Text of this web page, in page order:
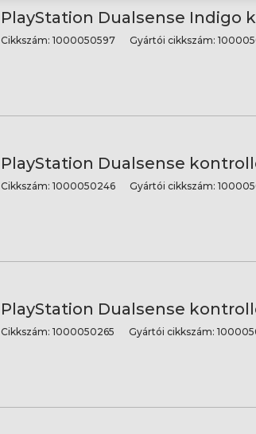
PlayStation Dualsense Indigo
Cikkszám: 1000050597 Gyártói cikkszám:
PlayStation Dualsense
Cikkszám: 1000050246 Gyártói cikkszám:
PlayStation Dualsense
Cikkszám: 1000050265 Gyártói cikkszám: